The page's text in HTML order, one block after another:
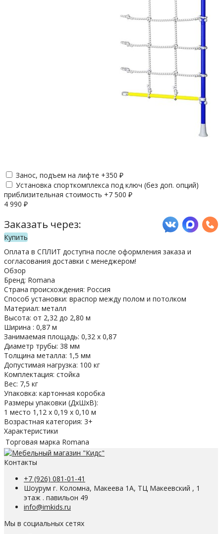
Занос, подъем на лифте +350 ₽
Установка спорткомплекса под ключ (без доп. опций)
приблизительная стоимость +7 500 ₽
4 990 ₽
Заказать через:
Купить
Оплата в СПЛИТ доступна после оформления заказа и
согласования доставки с менеджером!
Обзор
Бренд: Romana
Страна происхождения: Россия
Способ установки: враспор между полом и потолком
Материал: металл
Высота: от 2,32 до 2,80 м
Ширина : 0,87 м
Занимаемая площадь: 0,32 х 0,87
Диаметр трубы: 38 мм
Толщина металла: 1,5 мм
Допустимая нагрузка: 100 кг
Комплектация: стойка
Вес: 7,5 кг
Упаковка: картонная коробка
Размеры упаковки (ДхШхВ):
1 место 1,12 х 0,19 х 0,10 м
Возрастная категория: 3+
Характеристики
Торговая марка Romana
Контакты
+7 (926) 081-01-41
Шоурум г. Коломна, Макеева 1А, ТЦ Макеевский , 1
этаж . павильон 49
info@imkids.ru
Мы в социальных сетях